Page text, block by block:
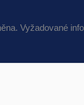
Vyžadované